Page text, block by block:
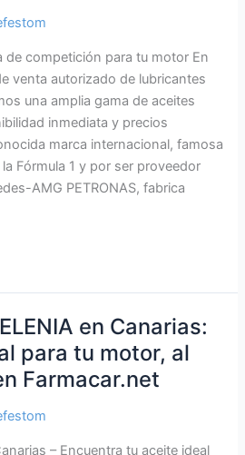
de competición para tu motor En
venta autorizado de lubricantes
una amplia gama de aceites
inmediata y precios
marca internacional, famosa
Fórmula 1 y por ser proveedor
AMG PETRONAS, fabrica
en Canarias:
para tu motor, al
Farmacar.net
– Encuentra tu aceite ideal